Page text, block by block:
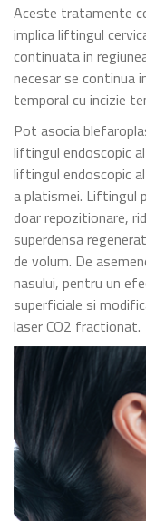
Aceste tratamente
implica liftingul
continuata in
necesar se continua
temporal cu incizie
Pot asocia
liftingul endoscopic
liftingul endoscopic
a platismei. Liftingul
doar repozitionare,
superdensa
de volum. De
nasului, pentru un
superficiale si
laser CO2 fractionat.